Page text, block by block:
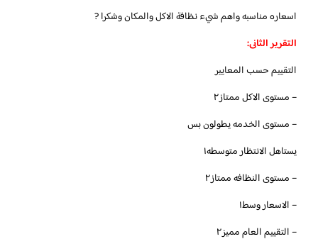
اسعاره مناسبه واهم شيء نظافة الاكل والمكان وشكرا ?
التقرير الثانى:
التقييم حسب المعايير
– مستوى الاكل ممتاز٢
– مستوى الخدمه يطولون بس
يستاهل الانتظار متوسطه١
– مستوى النظافه ممتاز٢
– الاسعار وسط١
– التقييم العام مميز٢